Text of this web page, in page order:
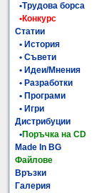
•Трудова борса
•Конкурс
Статии
• История
• Съвети
• Идеи/Мнения
• Разработки
• Програми
• Игри
Дистрибуции
•Поръчка на CD
Made In BG
Файлове
Връзки
Галерия